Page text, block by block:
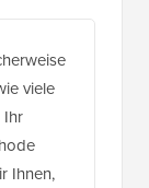
viele
Ihr
Ihnen,